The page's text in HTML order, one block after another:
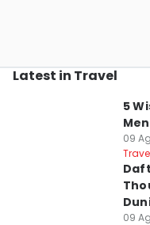
Latest in Travel
5
09
09